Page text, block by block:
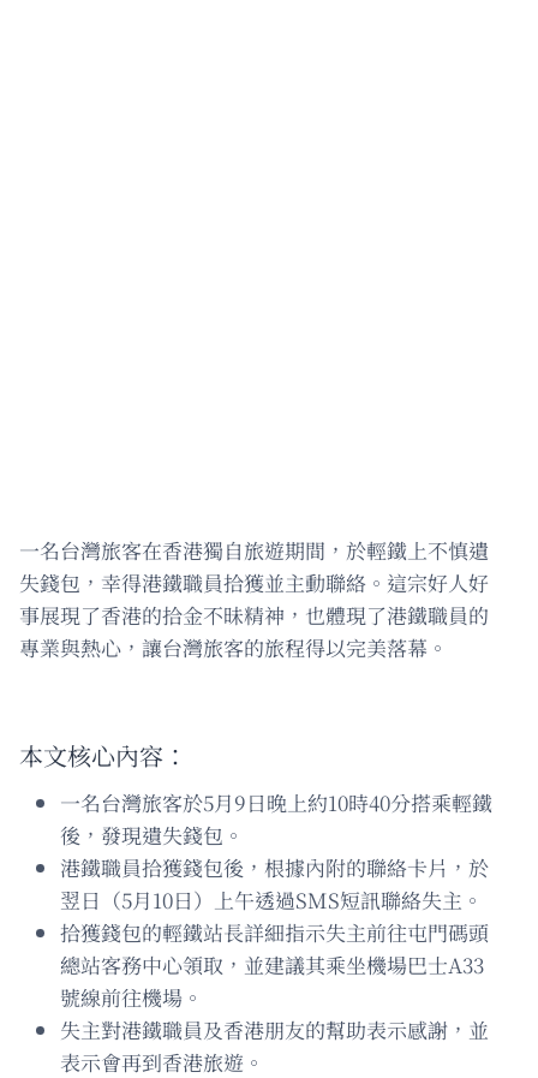
一名台灣旅客在香港獨自旅遊期間，於輕鐵上不慎遺
失錢包，幸得港鐵職員拾獲並主動聯絡。這宗好人好
事展現了香港的拾金不昧精神，也體現了港鐵職員的
專業與熱心，讓台灣旅客的旅程得以完美落幕。
本文核心內容：
一名台灣旅客於5月9日晚上約10時40分搭乘輕鐵
後，發現遺失錢包。
港鐵職員拾獲錢包後，根據內附的聯絡卡片，於
翌日（5月10日）上午透過SMS短訊聯絡失主。
拾獲錢包的輕鐵站長詳細指示失主前往屯門碼頭
總站客務中心領取，並建議其乘坐機場巴士A33
號線前往機場。
失主對港鐵職員及香港朋友的幫助表示感謝，並
表示會再到香港旅遊。